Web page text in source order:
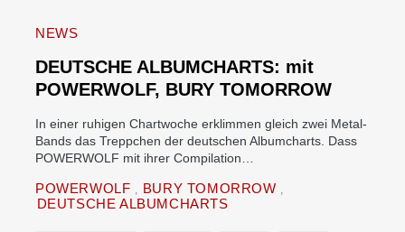
NEWS
DEUTSCHE ALBUMCHARTS: mit
POWERWOLF, BURY TOMORROW
In einer ruhigen Chartwoche erklimmen gleich zwei Metal-
Bands das Treppchen der deutschen Albumcharts. Dass
POWERWOLF mit ihrer Compilation…
POWERWOLF
BURY TOMORROW
DEUTSCHE ALBUMCHARTS